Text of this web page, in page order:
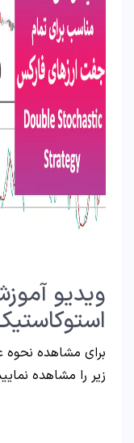
ویدیو
برای مشاهده نحوه
زیر را مشاهده